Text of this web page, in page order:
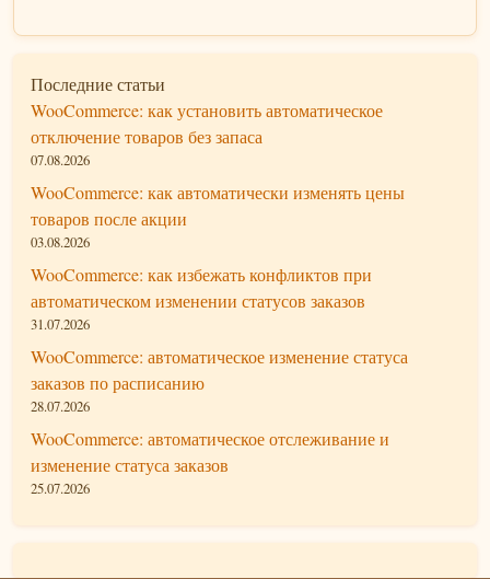
Последние статьи
WooCommerce: как установить автоматическое
отключение товаров без запаса
07.08.2026
WooCommerce: как автоматически изменять цены
товаров после акции
03.08.2026
WooCommerce: как избежать конфликтов при
автоматическом изменении статусов заказов
31.07.2026
WooCommerce: автоматическое изменение статуса
заказов по расписанию
28.07.2026
WooCommerce: автоматическое отслеживание и
изменение статуса заказов
25.07.2026